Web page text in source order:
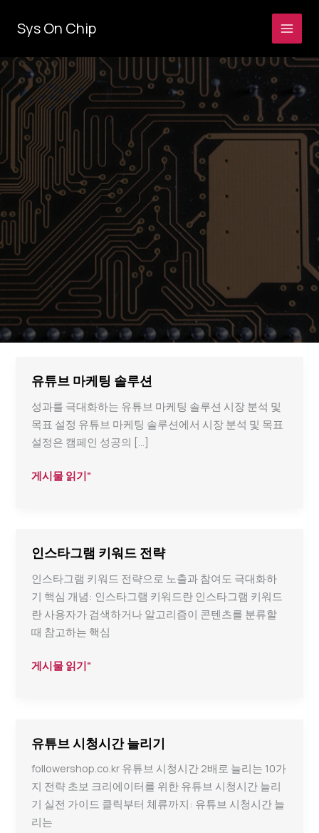
로
건
너
Sys On Chip
유튜브 마케팅 솔루션
성과를 극대화하는 유튜브 마케팅 솔루션 시장 분석 및
목표 설정 유튜브 마케팅 솔루션에서 시장 분석 및 목표
설정은 캠페인 성공의 […]
유
케
팅
솔
루
션
게시물 읽기"
인스타그램 키워드 전략
인스타그램 키워드 전략으로 노출과 참여도 극대화하
기 핵심 개념: 인스타그램 키워드란 인스타그램 키워드
란 사용자가 검색하거나 알고리즘이 콘텐츠를 분류할
때 참고하는 핵심
인
램
키
워
드
전
략
게시물 읽기"
유튜브 시청시간 늘리기
followershop.co.kr 유튜브 시청시간 2배로 늘리는 10가
지 전략 초보 크리에이터를 위한 유튜브 시청시간 늘리
기 실전 가이드 클릭부터 체류까지: 유튜브 시청시간 늘
리는